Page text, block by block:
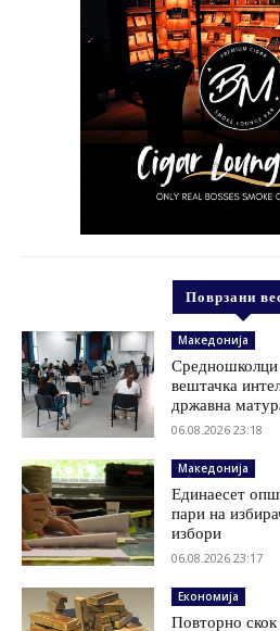
Поврзани
Македонија
Средношколци
вештачка
државна
06.08.2026 23:18
Македонија
Единаесет
пари на
избори
06.08.2026 23:17
Економија
Повторно скок